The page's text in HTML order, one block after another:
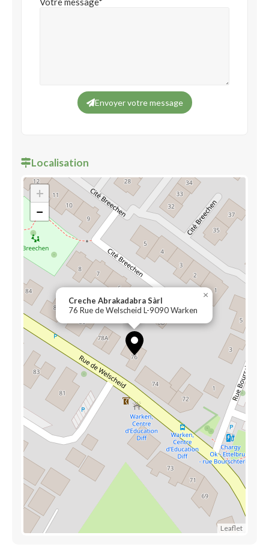
Envoyer votre message
Localisation
Creche Abrakadabra Sàrl
76 Rue de Welscheid L-9090 Warken
×
+
−
Leaflet